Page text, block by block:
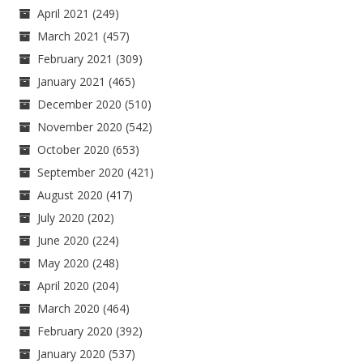
April 2021 (249)
March 2021 (457)
February 2021 (309)
January 2021 (465)
December 2020 (510)
November 2020 (542)
October 2020 (653)
September 2020 (421)
August 2020 (417)
July 2020 (202)
June 2020 (224)
May 2020 (248)
April 2020 (204)
March 2020 (464)
February 2020 (392)
January 2020 (537)